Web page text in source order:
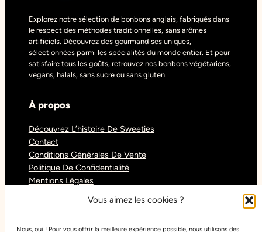
Vous aimez les cookies ?
Nous, oui ! Pour vous offrir la meilleure expérience possible, nous utilisons des
Explorez notre sélection de bonbons anglais, fabriqués dans
le respect des méthodes traditionnelles, sans arômes
artificiels. Découvrez des gourmandises uniques,
sélectionnées parmi les spécialités du monde entier. Et pour
satisfaire tous les goûts, retrouvez nos bonbons végétariens,
vegans, halals, sans sucre ou sans gluten.
À propos
Découvrez L’histoire De Sweeties
Contact
Conditions Générales De Vente
Politique De Confidentialité
Mentions Légales